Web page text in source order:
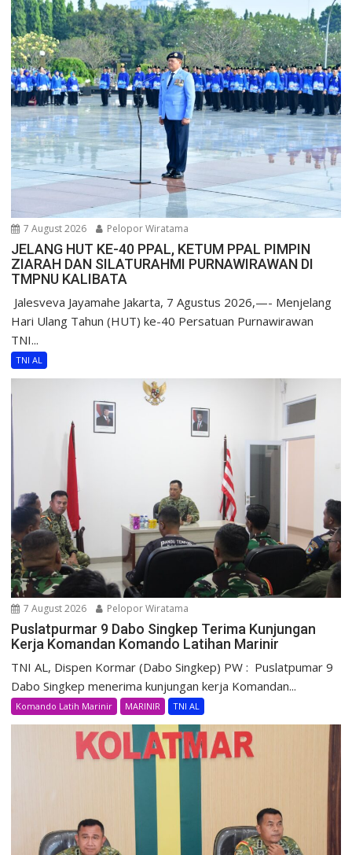
7 August 2026 Pelopor Wiratama
JELANG HUT KE-40 PPAL, KETUM PPAL PIMPIN
ZIARAH DAN SILATURAHMI PURNAWIRAWAN DI
TMPNU KALIBATA
​ Jalesveva Jayamahe Jakarta, 7 Agustus 2026,—- Menjelang
Hari Ulang Tahun (HUT) ke-40 Persatuan Purnawirawan
TNI...
TNI AL
7 August 2026 Pelopor Wiratama
Puslatpurmar 9 Dabo Singkep Terima Kunjungan
Kerja Komandan Komando Latihan Marinir
TNI AL, Dispen Kormar (Dabo Singkep) PW : Puslatpumar 9
Dabo Singkep menerima kunjungan kerja Komandan...
Komando Latih Marinir MARINIR TNI AL